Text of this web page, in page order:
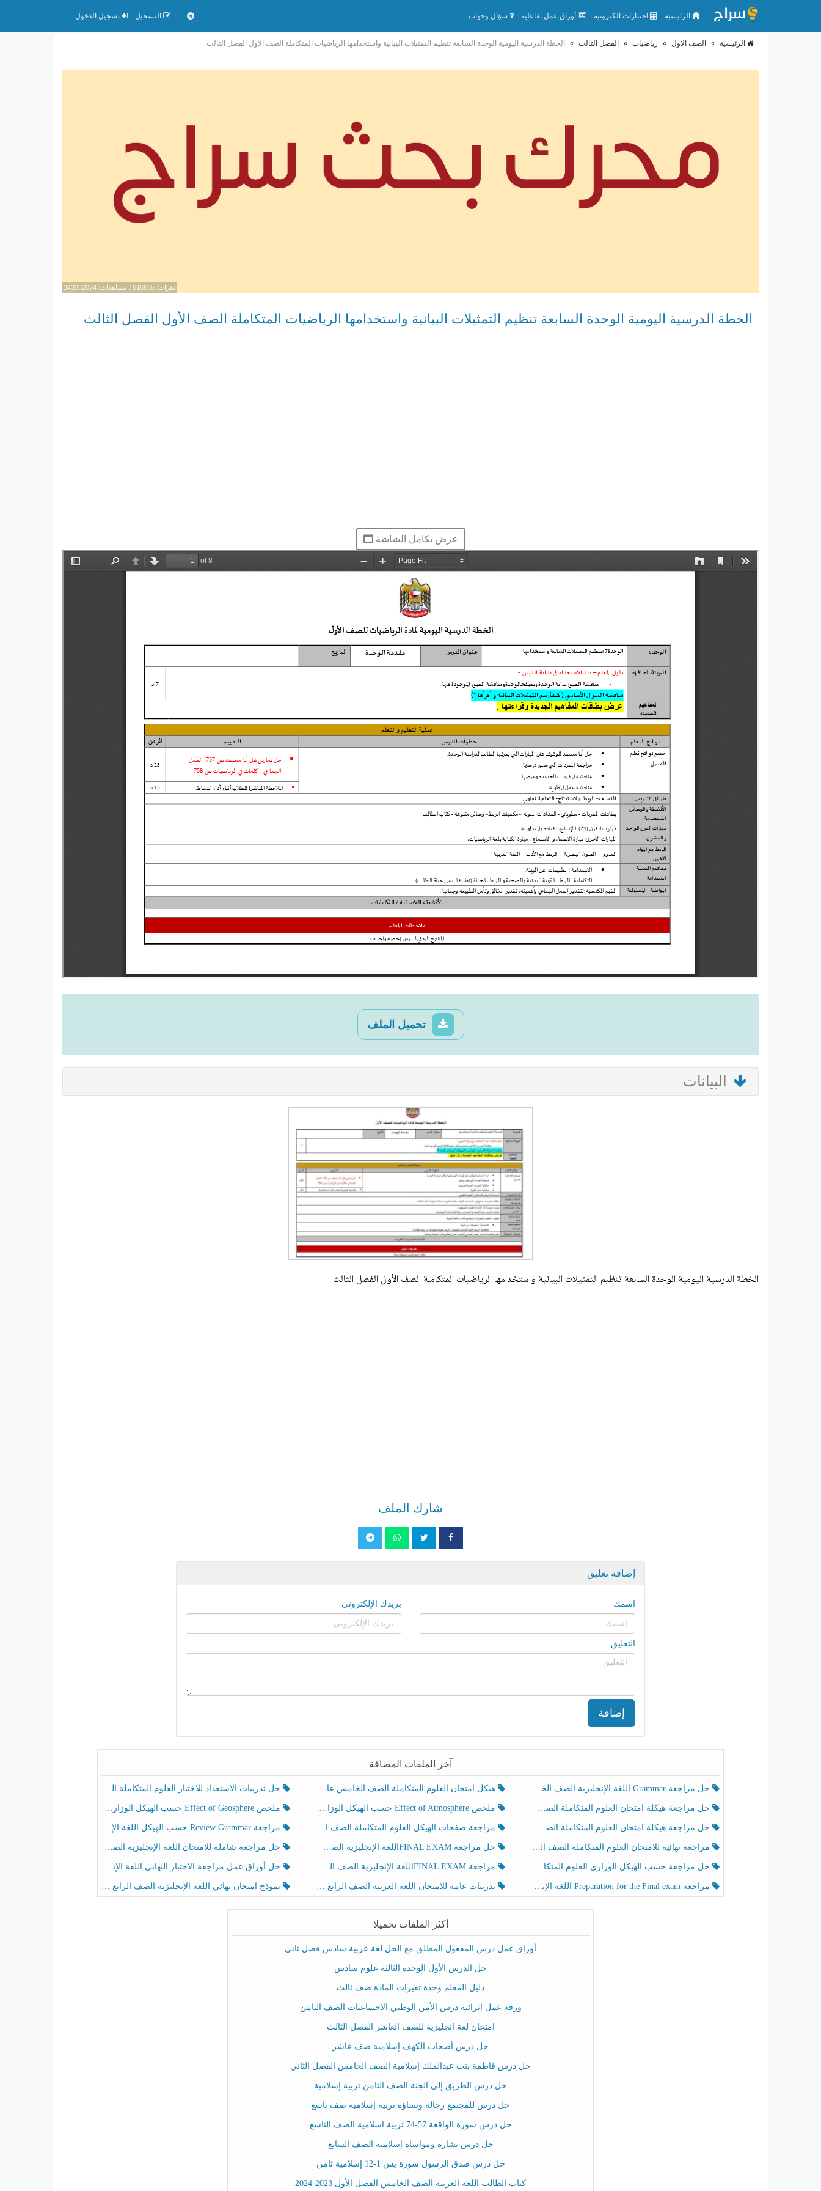
الرئيسية اختبارات الكترونية أوراق عمل تفاعلية سؤال وجواب التسجيل تسجيل الدخول
الرئيسية » الصف الاول » رياضيات » الفصل الثالث » الخطة الدرسية اليومية الوحدة السابعة تنظيم التمثيلات البيانية واستخدامها الرياضيات المتكاملة الصف الأول الفصل الثالث
نقرات: 616655 / مشاهدات: 343332074
الخطة الدرسية اليومية الوحدة السابعة تنظيم التمثيلات البيانية واستخدامها الرياضيات المتكاملة الصف الأول الفصل الثالث
عرض بكامل الشاشة
تحميل الملف
البيانات
الخطة الدرسية اليومية الوحدة السابعة تنظيم التمثيلات البيانية واستخدامها الرياضيات المتكاملة الصف الأول الفصل الثالث
شارك الملف
إضافة تعليق
اسمك بريدك الإلكتروني
التعليق
إضافة
آخر الملفات المضافة
حل مراجعة Grammar اللغة الإنجليزية الصف الخامس الفصل الثالث هيكل امتحان العلوم المتكاملة الصف الخامس عام الفصل الدراسي الثالث 2025-2026 حل تدريبات الاستعداد للاختبار العلوم المتكاملة الصف الخامس عام الفصل الثالث
حل مراجعة هيكلة امتحان العلوم المتكاملة الصف الخامس انسبير الفصل الثالث ملخص Effect of Atmosphere حسب الهيكل الوزاري العلوم المتكاملة الصف الخامس انسبير الفصل الثالث ملخص Effect of Geosphere حسب الهيكل الوزاري العلوم المتكاملة الصف الخامس انسبير الفصل الثالث
حل مراجعة هيكلة امتحان العلوم المتكاملة الصف الخامس عام الفصل الثالث مراجعة صفحات الهيكل العلوم المتكاملة الصف الخامس انسبير الفصل الثالث مراجعة Review Grammar حسب الهيكل اللغة الإنجليزية الصف الخامس الفصل الثالث
مراجعة نهائية للامتحان العلوم المتكاملة الصف الخامس انسبير الفصل الثالث حل مراجعة FINAL EXAMاللغة الإنجليزية الصف الخامس الفصل الثالث حل مراجعة شاملة للامتحان اللغة الإنجليزية الصف الخامس الفصل الثالث
حل مراجعة حسب الهيكل الوزاري العلوم المتكاملة الصف الخامس عام الفصل الثالث مراجعة FINAL EXAMاللغة الإنجليزية الصف الخامس الفصل الثالث حل أوراق عمل مراجعة الاختبار النهائي اللغة الإنجليزية الصف الرابع الفصل الثالث
مراجعة Preparation for the Final exam اللغة الإنجليزية الصف الرابع الفصل الثالث تدريبات عامة للامتحان اللغة العربية الصف الرابع الفصل الثالث نموذج امتحان نهائي اللغة الإنجليزية الصف الرابع الفصل الثالث
أكثر الملفات تحميلا
أوراق عمل درس المفعول المطلق مع الحل لغة عربية سادس فصل ثاني
حل الدرس الأول الوحدة الثالثة علوم سادس
دليل المعلم وحدة تغيرات المادة صف ثالث
ورقة عمل إثرائية درس الأمن الوطني الاجتماعيات الصف الثامن
امتحان لغة انجليزية للصف العاشر الفصل الثالث
حل درس أصحاب الكهف إسلامية صف عاشر
حل درس فاطمة بنت عبدالملك إسلامية الصف الخامس الفصل الثاني
حل درس الطريق إلى الجنة الصف الثامن تربية إسلامية
حل درس للمجتمع رجاله ونساؤه تربية إسلامية صف تاسع
حل درس سورة الواقعة 57-74 تربية اسلامية الصف التاسع
حل درس بشارة ومواساة إسلامية الصف السابع
حل درس صدق الرسول سورة يس 1-12 إسلامية ثامن
كتاب الطالب اللغة العربية الصف الخامس الفصل الأول 2023-2024